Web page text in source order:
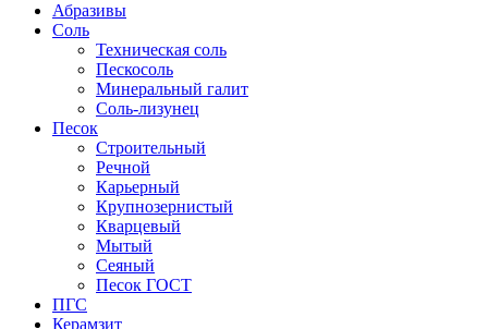
Абразивы
Соль
Техническая соль
Пескосоль
Минеральный галит
Соль-лизунец
Песок
Строительный
Речной
Карьерный
Крупнозернистый
Кварцевый
Мытый
Сеяный
Песок ГОСТ
ПГС
Керамзит